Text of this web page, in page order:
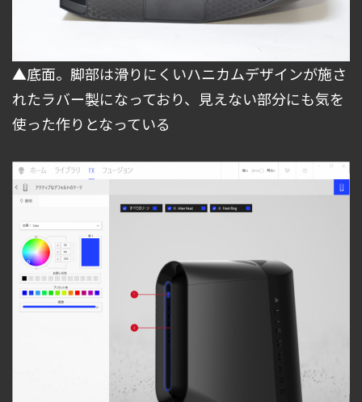
▲底面。脚部は滑りにくいハニカムデザインが施さ
れたラバー製になっており、見えない部分にも気を
使った作りとなっている